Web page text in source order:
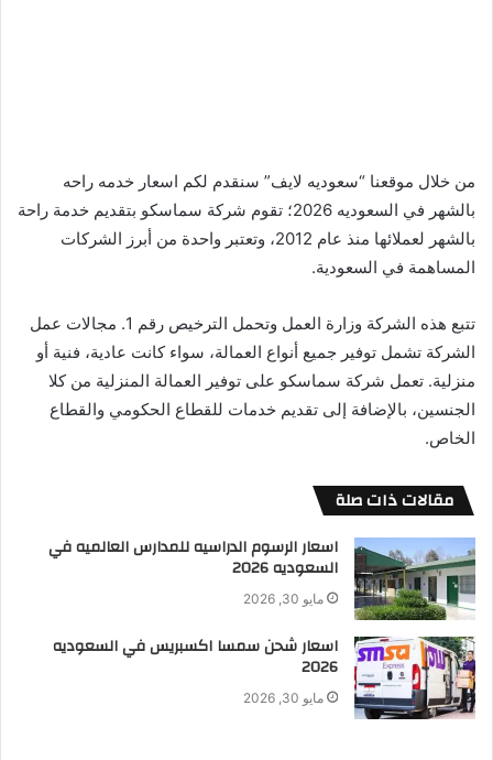
من خلال موقعنا “سعوديه لايف” سنقدم لكم اسعار خدمه راحه
بالشهر في السعوديه 2026؛ تقوم شركة سماسكو بتقديم خدمة راحة
بالشهر لعملائها منذ عام 2012، وتعتبر واحدة من أبرز الشركات
المساهمة في السعودية.
تتبع هذه الشركة وزارة العمل وتحمل الترخيص رقم 1. مجالات عمل
الشركة تشمل توفير جميع أنواع العمالة، سواء كانت عادية، فنية أو
منزلية. تعمل شركة سماسكو على توفير العمالة المنزلية من كلا
الجنسين، بالإضافة إلى تقديم خدمات للقطاع الحكومي والقطاع
الخاص.
مقالات ذات صلة
اسعار الرسوم الدراسيه للمدارس العالميه في
السعوديه 2026
مايو 30, 2026
اسعار شحن سمسا اكسبريس في السعوديه
2026
مايو 30, 2026